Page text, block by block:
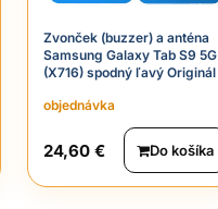
Zvonček (buzzer) a anténa
Samsung Galaxy Tab S9 5G
(X716) spodný ľavý Originál
objednávka
24,60 € Do košíka